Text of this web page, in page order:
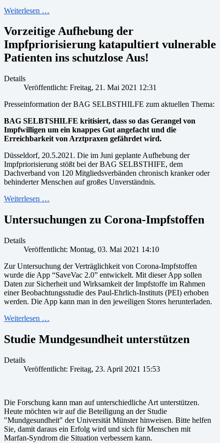
Weiterlesen …
Vorzeitige Aufhebung der
Impfpriorisierung katapultiert vulnerable
Patienten ins schutzlose Aus!
Details
Veröffentlicht: Freitag, 21. Mai 2021 12:31
Presseinformation der BAG SELBSTHILFE zum aktuellen Thema:
BAG SELBTSHILFE kritisiert, dass so das Gerangel von
Impfwilligen um ein knappes Gut angefacht und die
Erreichbarkeit von Arztpraxen gefährdet wird.
Düsseldorf, 20.5.2021. Die im Juni geplante Aufhebung der
Impfpriorisierung stößt bei der BAG SELBSTHIFE, dem
Dachverband von 120 Mitgliedsverbänden chronisch kranker oder
behinderter Menschen auf großes Unverständnis.
Weiterlesen …
Untersuchungen zu Corona-Impfstoffen
Details
Veröffentlicht: Montag, 03. Mai 2021 14:10
Zur Untersuchung der Verträglichkeit von Corona-Impfstoffen
wurde die App “SaveVac 2.0” entwickelt. Mit dieser App sollen
Daten zur Sicherheit und Wirksamkeit der Impfstoffe im Rahmen
einer Beobachtungsstudie des Paul-Ehrlich-Instituts (PEI) erhoben
werden. Die App kann man in den jeweiligen Stores herunterladen.
Weiterlesen …
Studie Mundgesundheit unterstützen
Details
Veröffentlicht: Freitag, 23. April 2021 15:53
Die Forschung kann man auf unterschiedliche Art unterstützen.
Heute möchten wir auf die Beteiligung an der Studie
"Mundgesundheit" der Universität Münster hinweisen. Bitte helfen
Sie, damit daraus ein Erfolg wird und sich für Menschen mit
Marfan-Syndrom die Situation verbessern kann.